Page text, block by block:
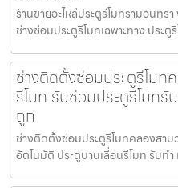
ร้านขายอะไหล่ประตูรีโมทรามอินทร
ช่างซ่อมประตูรีโมทเฉพาะทาง ประ
ช่างติดตั้งซ่อมประตูรีโมท
รีโมท รับซ่อมประตูรีโมทรั
ถูก
ช่างติดตั้งซ่อมประตูรีโมทคลองสาม
อัตโนมัติ ประตูบานเลื่อนรีโมท รับท